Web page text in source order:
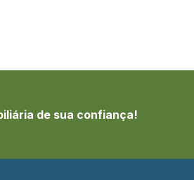
de sua confiança!